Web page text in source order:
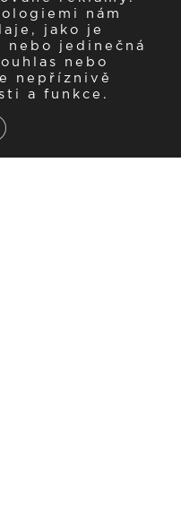
nám
jako je
nebo jedinečná
nebo
nepříznivě
a funkce.
cookie lištu GDPR